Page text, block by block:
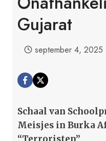
Gujarat
september 4, 2025
Schaal van
Meisjes in Burka